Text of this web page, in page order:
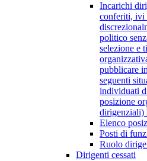
Incarichi
conferiti, ivi
politico
selezione e
pubblicare
seguenti
individuati
posizione
dirigenziali)
Elenco
Posti di
Ruolo
Dirigenti cessati